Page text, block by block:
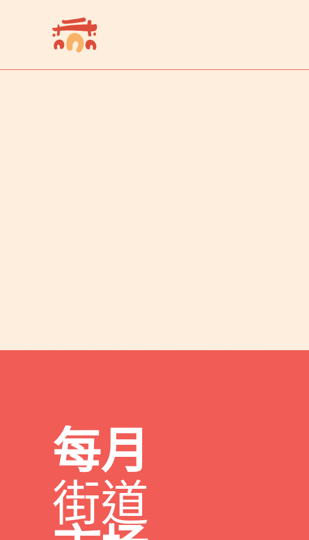
每月
街道